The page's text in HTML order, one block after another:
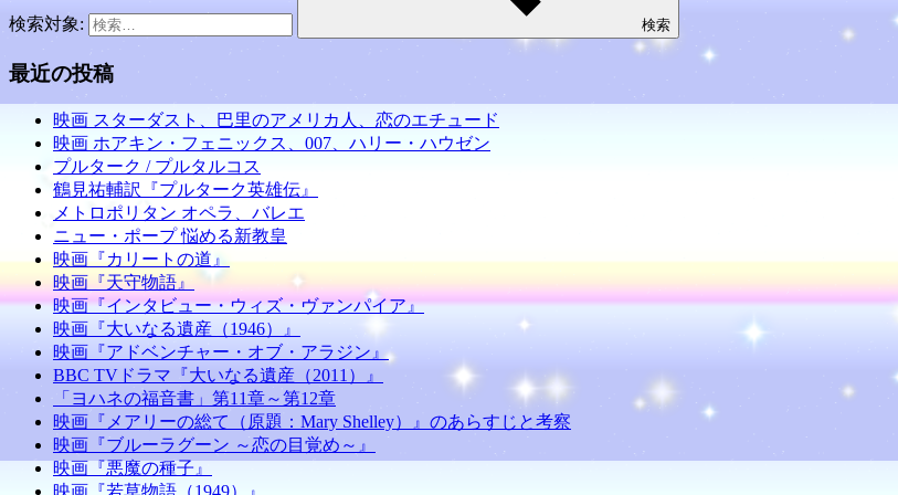
す) ィ
ン
で
開
き
ま
す)
ウ
開
き
ま
す)
検索対象: 検索
最近の投稿
映画 スターダスト、巴里のアメリカ人、恋のエチュード
映画 ホアキン・フェニックス、007、ハリー・ハウゼン
プルターク / プルタルコス
鶴見祐輔訳『プルターク英雄伝』
メトロポリタン オペラ、バレエ
ニュー・ポープ 悩める新教皇
映画『カリートの道』
映画『天守物語』
映画『インタビュー・ウィズ・ヴァンパイア』
映画『大いなる遺産（1946）』
映画『アドベンチャー・オブ・アラジン』
BBC TVドラマ『大いなる遺産（2011）』
「ヨハネの福音書」第11章～第12章
映画『メアリーの総て（原題：Mary Shelley）』のあらすじと考察
映画『ブルーラグーン ～恋の目覚め～』
映画『悪魔の種子』
映画『若草物語（1949）』